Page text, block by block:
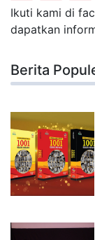
Ikuti kami di
dapatkan
Berita